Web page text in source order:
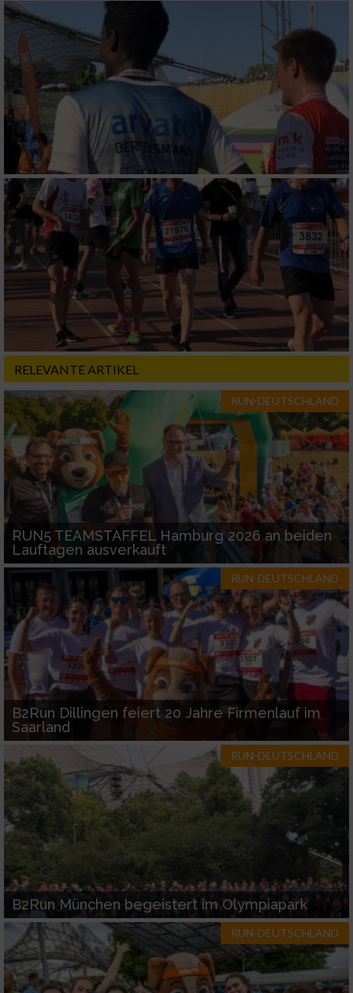
RELEVANTE ARTIKEL
RUN-DEUTSCHLAND
RUN5 TEAMSTAFFEL Hamburg 2026 an beiden
Lauftagen ausverkauft
RUN-DEUTSCHLAND
B2Run Dillingen feiert 20 Jahre Firmenlauf im
Saarland
RUN-DEUTSCHLAND
B2Run München begeistert im Olympiapark
RUN-DEUTSCHLAND